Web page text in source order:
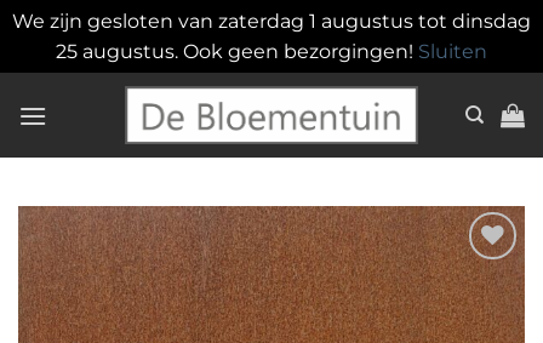
We zijn gesloten van zaterdag 1 augustus tot dinsdag
25 augustus. Ook geen bezorgingen! Sluiten
naar
Toevoegen
aan
verlanglijst